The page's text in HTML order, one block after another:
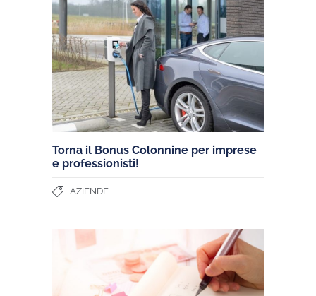
Torna il Bonus Colonnine per imprese
e professionisti!
AZIENDE